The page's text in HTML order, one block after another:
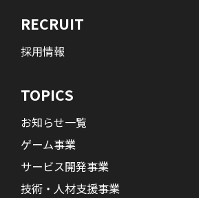
RECRUIT
採用情報
TOPICS
お知らせ一覧
ゲーム事業
サービス開発事業
技術・人材支援事業